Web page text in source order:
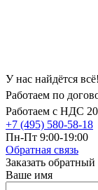
У нас найдётся
Работаем по
Работаем с НДС
+7 (495) 580-58-18
Пн-Пт 9:00-19:00
Обратная связь
Заказать
Ваше имя